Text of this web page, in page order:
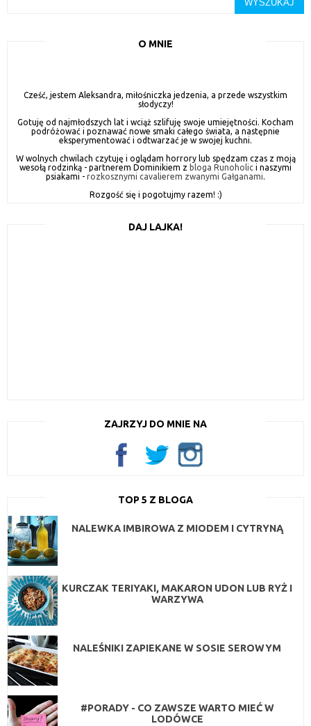
O MNIE
Cześć, jestem Aleksandra, miłośniczka jedzenia, a przede wszystkim
słodyczy!
Gotuję od najmłodszych lat i wciąż szlifuję swoje umiejętności. Kocham
podróżować i poznawać nowe smaki całego świata, a następnie
eksperymentować i odtwarzać je w swojej kuchni.
W wolnych chwilach czytuję i oglądam horrory lub spędzam czas z moją
wesołą rodzinką - partnerem Dominikiem z bloga Runoholic i naszymi
psiakami - rozkosznymi cavalierem zwanymi Gałganami.
Rozgość się i pogotujmy razem! :)
DAJ LAJKA!
ZAJRZYJ DO MNIE NA
TOP 5 Z BLOGA
NALEWKA IMBIROWA Z MIODEM I CYTRYNĄ
KURCZAK TERIYAKI, MAKARON UDON LUB RYŻ I
WARZYWA
NALEŚNIKI ZAPIEKANE W SOSIE SEROWYM
#PORADY - CO ZAWSZE WARTO MIEĆ W
LODÓWCE